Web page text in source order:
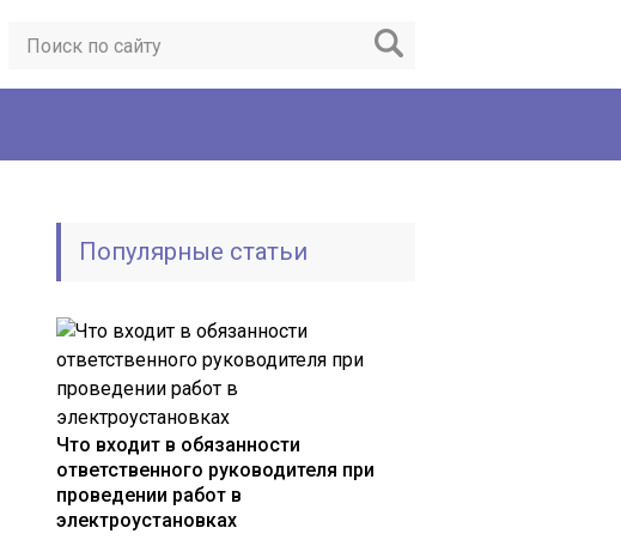
Популярные статьи
Что входит в обязанности
ответственного руководителя при
проведении работ в
электроустановках